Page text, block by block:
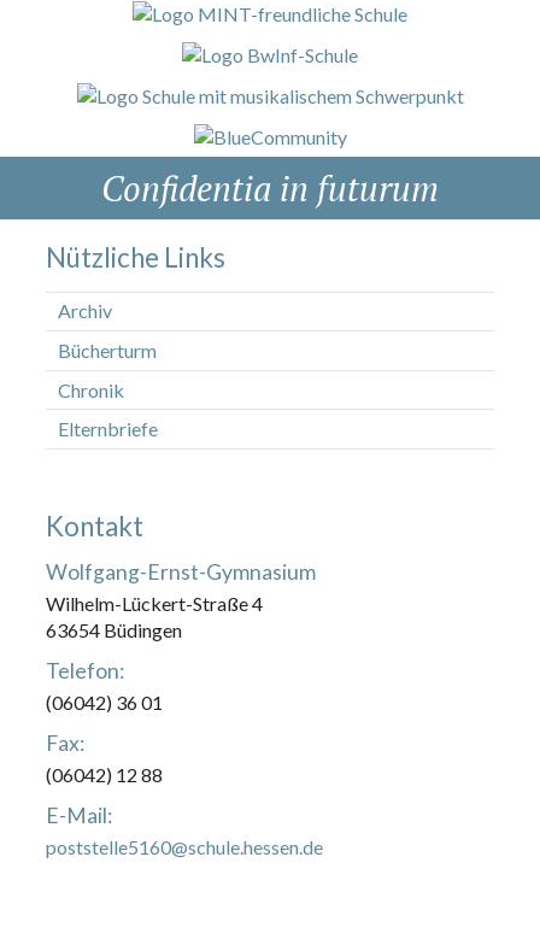
Confidentia in futurum
Nützliche Links
Archiv
Bücherturm
Chronik
Elternbriefe
Kontakt
Wolfgang-Ernst-Gymnasium
Wilhelm-Lückert-Straße 4
63654 Büdingen
Telefon:
(06042) 36 01
Fax:
(06042) 12 88
E-Mail:
poststelle5160@schule.hessen.de